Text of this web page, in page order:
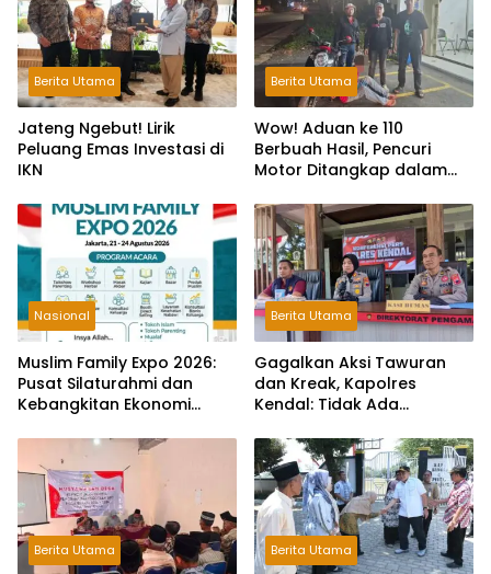
Berita Utama
Jateng Ngebut! Lirik
Peluang Emas Investasi di
IKN
Berita Utama
Wow! Aduan ke 110
Berbuah Hasil, Pencuri
Motor Ditangkap dalam
Nasional
Muslim Family Expo 2026:
Pusat Silaturahmi dan
Kebangkitan Ekonomi
Berita Utama
Gagalkan Aksi Tawuran
dan Kreak, Kapolres
Kendal: Tidak Ada
Pelaku Kejahatan Jalanan
Berita Utama Berita Utama